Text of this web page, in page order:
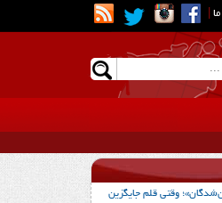
وقتی قلم جایگزین